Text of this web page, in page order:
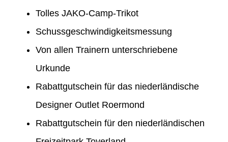
Tolles JAKO-Camp-Trikot
Schussgeschwindigkeitsmessung
Von allen Trainern unterschriebene
Urkunde
Rabattgutschein für das niederländische
Designer Outlet Roermond
Rabattgutschein für den niederländischen